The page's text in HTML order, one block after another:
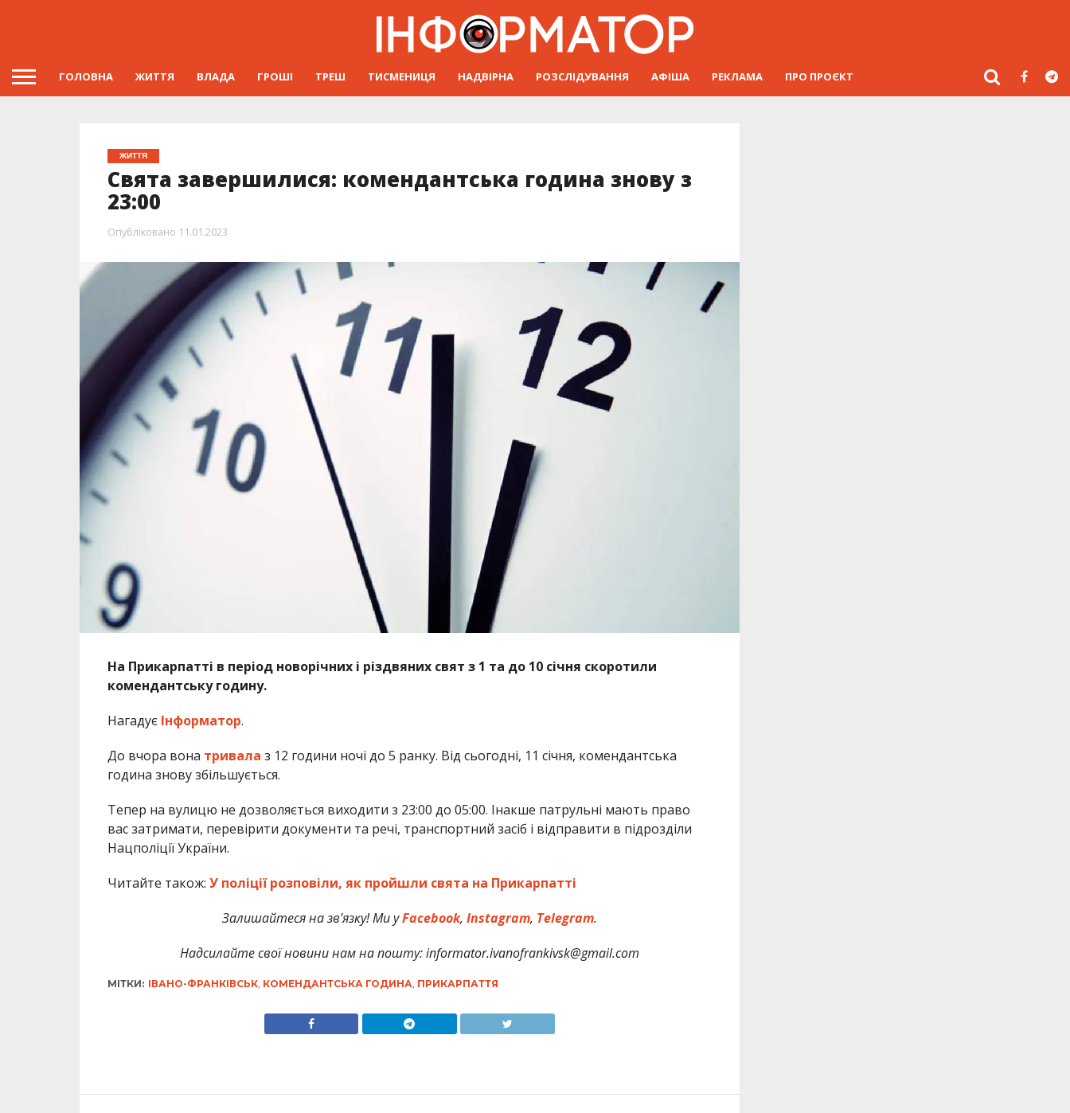
ГОЛОВНА ЖИТТЯ ВЛАДА ГРОШІ ТРЕШ ТИСМЕНИЦЯ НАДВІРНА РОЗСЛІДУВАННЯ АФІША РЕКЛАМА ПРО ПРОЄКТ
ЖИТТЯ
Свята завершилися: комендантська година знову з
23:00
Опубліковано 11.01.2023
На Прикарпатті в період новорічних і різдвяних свят з 1 та до 10 січня скоротили
комендантську годину.
Нагадує Інформатор.
До вчора вона тривала з 12 години ночі до 5 ранку. Від сьогодні, 11 січня, комендантська
година знову збільшується.
Тепер на вулицю не дозволяється виходити з 23:00 до 05:00. Інакше патрульні мають право
вас затримати, перевірити документи та речі, транспортний засіб і відправити в підрозділи
Нацполіції України.
Читайте також: У поліції розповіли, як пройшли свята на Прикарпатті
Залишайтеся на зв’язку! Ми уFacebook, Instagram, Telegram.
Надсилайте свої новини нам на пошту: informator.ivanofrankivsk@gmail.com
МІТКИ: ІВАНО-ФРАНКІВСЬК, КОМЕНДАНТСЬКА ГОДИНА, ПРИКАРПАТТЯ